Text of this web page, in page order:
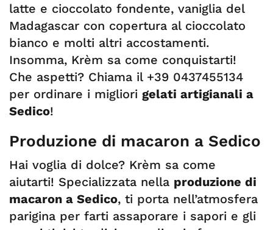
latte e cioccolato fondente, vaniglia del
Madagascar con copertura al cioccolato
bianco e molti altri accostamenti.
Insomma, Krèm sa come conquistarti!
Che aspetti? Chiama il +39 0437455134
per ordinare i migliori gelati artigianali a
Sedico!
Produzione di macaron a Sedico
Hai voglia di dolce? Krèm sa come
aiutarti! Specializzata nella produzione di
macaron a Sedico, ti porta nell’atmosfera
parigina per farti assaporare i sapori e gli